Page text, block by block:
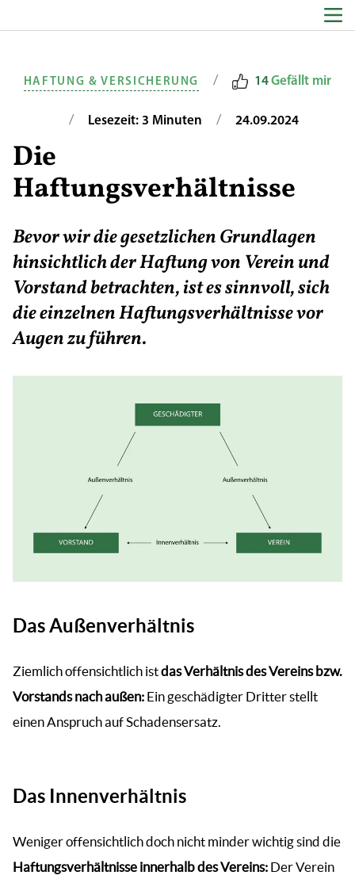
HAFTUNG & VERSICHERUNG / 14Gefällt mir
/ Lesezeit: 3 Minuten / 24.09.2024
Die
Haftungsverhältnisse
Bevor wir die gesetzlichen Grundlagen
hinsichtlich der Haftung von Verein und
Vorstand betrachten, ist es sinnvoll, sich
die einzelnen Haftungsverhältnisse vor
Augen zu führen.
Das Außenverhältnis
Ziemlich offensichtlich istdas Verhältnis des Vereins bzw.
Vorstands nach außen: Ein geschädigter Dritter stellt
einen Anspruch auf Schadensersatz.
Das Innenverhältnis
Weniger offensichtlich doch nicht minder wichtig sind die
Haftungsverhältnisse innerhalb des Vereins: Der Verein